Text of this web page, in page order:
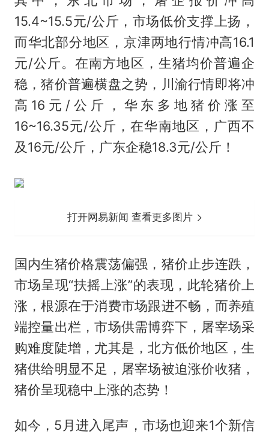
15.4~15.5元/公斤，市场低价支撑上扬，
而华北部分地区，京津两地行情冲高16.1
元/公斤。在南方地区，生猪均价普遍企
稳，猪价普遍横盘之势，川渝行情即将冲
高16元/公斤，华东多地猪价涨至
16~16.35元/公斤，在华南地区，广西不
及16元/公斤，广东企稳18.3元/公斤！
打开网易新闻 查看更多图片
国内生猪价格震荡偏强，猪价止步连跌，
市场呈现“扶摇上涨”的表现，此轮猪价上
涨，根源在于消费市场跟进不畅，而养殖
端控量出栏，市场供需博弈下，屠宰场采
购难度陡增，尤其是，北方低价地区，生
猪供给明显不足，屠宰场被迫涨价收猪，
猪价呈现稳中上涨的态势！
如今，5月进入尾声，市场也迎来1个新信